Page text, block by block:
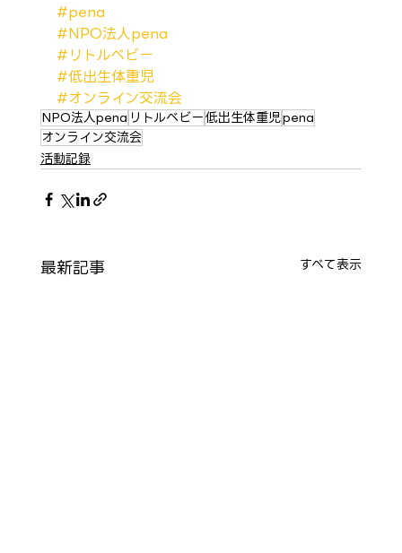
#pena
#NPO法人pena
#リトルベビー
#低出生体重児
#オンライン交流会
NPO法人pena リトルベビー低出生体重児pena
オンライン交流会
活動記録
最新記事 すべて表示